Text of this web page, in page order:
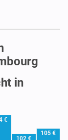
in
€
105 €